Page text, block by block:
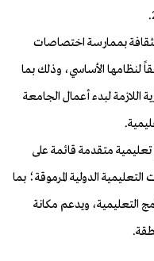
بممارسة اختصاصات
لنظامها الأساسي، وذلك بما
اللازمة لبدء أعمال الجامعة
متقدمة قائمة على
الدولية المرموقة؛ بما
التعليمية، ويدعم مكانة